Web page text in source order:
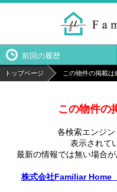
前回の履歴
トップページ この物件の掲載は
この物件の
各検索エンジ
表示されて
最新の情報では無い場合が
株式会社Familiar Home